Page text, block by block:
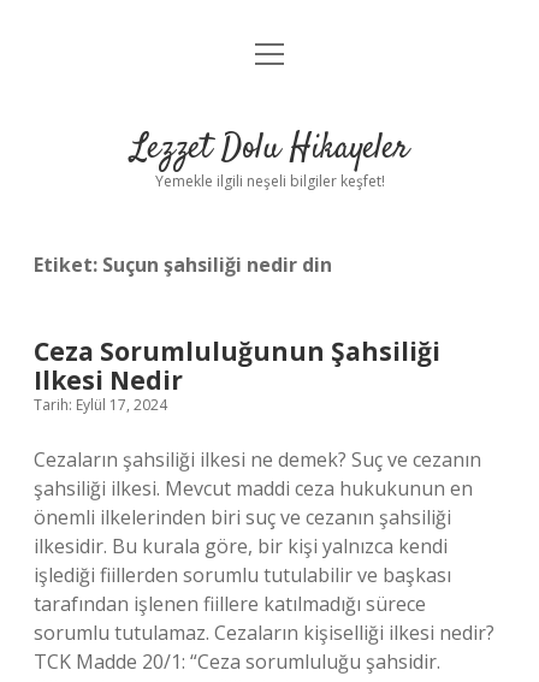
Anasayfa
Yasal Uyarı
menüyü
Lezzet Dolu Hikayeler
Yemekle ilgili neşeli bilgiler keşfet!
Etiket: Suçun şahsiliği nedir din
Ceza Sorumluluğunun Şahsiliği
Ilkesi Nedir
Tarih: Eylül 17, 2024
Cezaların şahsiliği ilkesi ne demek? Suç ve cezanın
şahsiliği ilkesi. Mevcut maddi ceza hukukunun en
önemli ilkelerinden biri suç ve cezanın şahsiliği
ilkesidir. Bu kurala göre, bir kişi yalnızca kendi
işlediği fiillerden sorumlu tutulabilir ve başkası
tarafından işlenen fiillere katılmadığı sürece
sorumlu tutulamaz. Cezaların kişiselliği ilkesi nedir?
TCK Madde 20/1: “Ceza sorumluluğu şahsidir.